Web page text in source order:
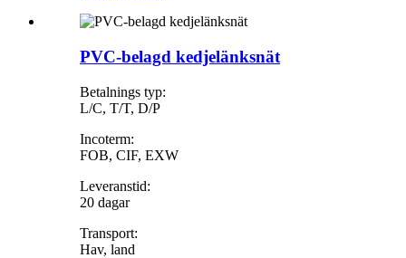
PVC-belagd kedjelänksnät
Betalnings typ:
L/C, T/T, D/P
Incoterm:
FOB, CIF, EXW
Leveranstid:
20 dagar
Transport:
Hav, land